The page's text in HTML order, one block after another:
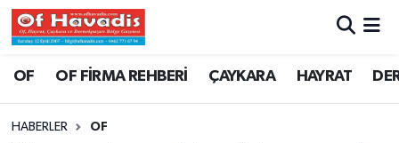
OF OF FİRMA REHBERİ ÇAYKARA HAYRAT
HABERLER OF
Trabzon Nöbetçi Eczaneler